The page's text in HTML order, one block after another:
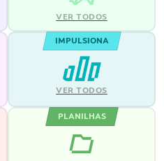
VER TODOS
IMPULSIONA
VER TODOS
PLANILHAS